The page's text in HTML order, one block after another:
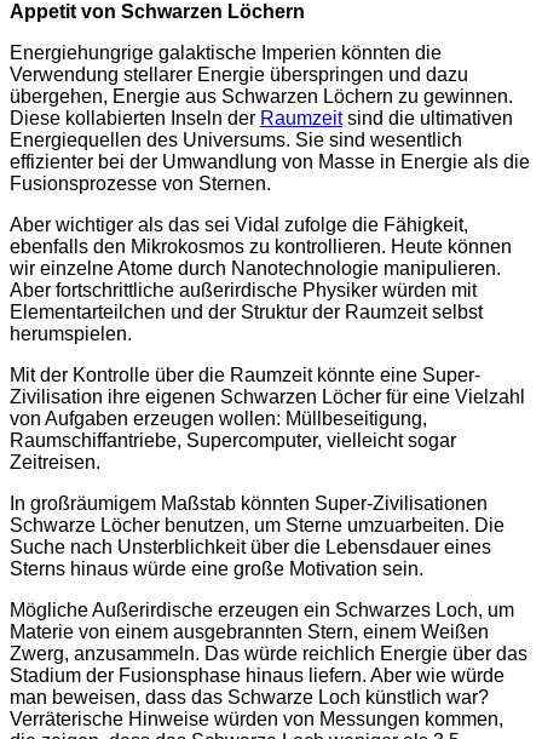
Appetit von Schwarzen Löchern
Energiehungrige galaktische Imperien könnten die
Verwendung stellarer Energie überspringen und dazu
übergehen, Energie aus Schwarzen Löchern zu gewinnen.
Diese kollabierten Inseln der Raumzeitsind die ultimativen
Energiequellen des Universums. Sie sind wesentlich
effizienter bei der Umwandlung von Masse in Energie als die
Fusionsprozesse von Sternen.
Aber wichtiger als das sei Vidal zufolge die Fähigkeit,
ebenfalls den Mikrokosmos zu kontrollieren. Heute können
wir einzelne Atome durch Nanotechnologie manipulieren.
Aber fortschrittliche außerirdische Physiker würden mit
Elementarteilchen und der Struktur der Raumzeit selbst
herumspielen.
Mit der Kontrolle über die Raumzeit könnte eine Super-
Zivilisation ihre eigenen Schwarzen Löcher für eine Vielzahl
von Aufgaben erzeugen wollen: Müllbeseitigung,
Raumschiffantriebe, Supercomputer, vielleicht sogar
Zeitreisen.
In großräumigem Maßstab könnten Super-Zivilisationen
Schwarze Löcher benutzen, um Sterne umzuarbeiten. Die
Suche nach Unsterblichkeit über die Lebensdauer eines
Sterns hinaus würde eine große Motivation sein.
Mögliche Außerirdische erzeugen ein Schwarzes Loch, um
Materie von einem ausgebrannten Stern, einem Weißen
Zwerg, anzusammeln. Das würde reichlich Energie über das
Stadium der Fusionsphase hinaus liefern. Aber wie würde
man beweisen, dass das Schwarze Loch künstlich war?
Verräterische Hinweise würden von Messungen kommen,